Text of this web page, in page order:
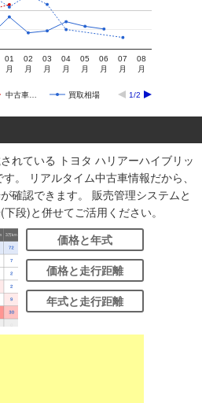
中古車… 買取相場 1/2
01
月
02
月
03
月
04
月
05
月
06
月
07
月
08
月
れている トヨタ ハリアーハイブリッ
。 リアルタイム中古車情報だから、
確認できます。 販売管理システムと
段)と併せてご活用ください。
価格と年式
価格と走行距離
年式と走行距離